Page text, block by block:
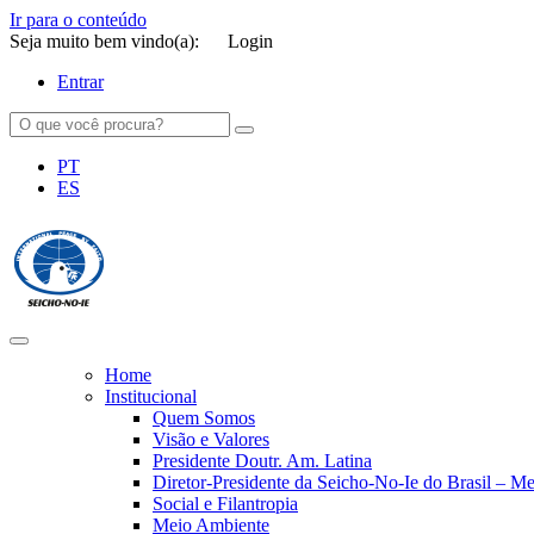
Ir para o conteúdo
Seja muito bem vindo(a):
Login
Entrar
PT
ES
Home
Institucional
Quem Somos
Visão e Valores
Presidente Doutr. Am. Latina
Diretor-Presidente da Seicho-No-Ie do Brasil –
Social e Filantropia
Meio Ambiente